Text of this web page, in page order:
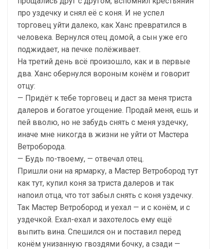
про уздечку и снял её с коня. И не успел
торговец уйти далеко, как Ханс превратился в
человека. Вернулся отец домой, а сын уже его
поджидает, на печке полёживает.
На третий день всё произошло, как и в первые
два. Ханс обернулся вороным конём и говорит
отцу:
— Придёт к тебе торговец и даст за меня триста
далеров и богатое угощение. Продай меня, ешь и
пей вволю, но не забудь снять с меня уздечку,
иначе мне никогда в жизни не уйти от Мастера
Ветроборода.
— Будь по-твоему, — отвечал отец.
Пришли они на ярмарку, а Мастер Ветробород тут
как тут, купил коня за триста далеров и так
напоил отца, что тот забыл снять с коня уздечку.
Так Мастер Ветробород и уехал — и с конём, и с
уздечкой. Ехал-ехал и захотелось ему ещё
выпить вина. Спешился он и поставил перед
конём унизанную гвоздями бочку, а сзади —